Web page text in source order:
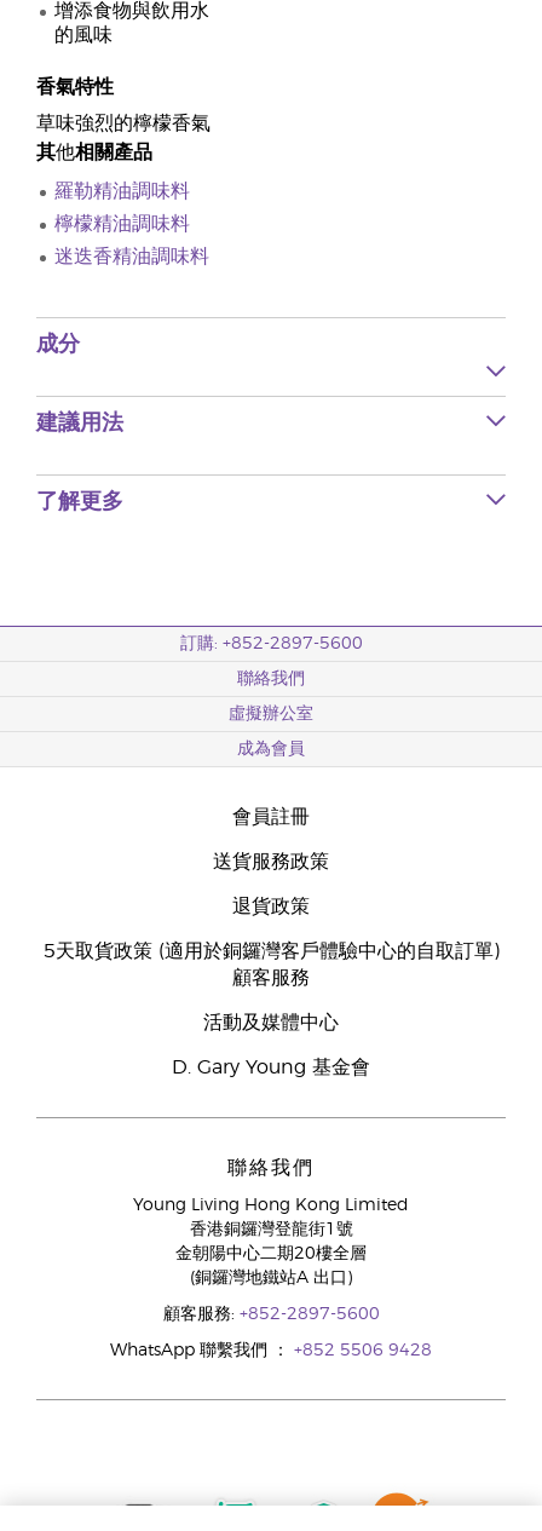
增添食物與飲用水
的風味
香氣特性
草味強烈的檸檬香氣
其他相關產品
羅勒精油調味料
檸檬精油調味料
迷迭香精油調味料
成分
建議用法
了解更多
訂購: +852-2897-5600
聯絡我們
虛擬辦公室
成為會員
會員註冊
送貨服務政策
退貨政策
5天取貨政策 (適用於銅鑼灣客戶體驗中心的自取訂單)
顧客服務
活動及媒體中心
D. Gary Young 基金會
聯絡我們
Young Living Hong Kong Limited
香港銅鑼灣登龍街1號
金朝陽中心二期20樓全層
(銅鑼灣地鐵站A 出口)
顧客服務: +852-2897-5600
WhatsApp 聯繫我們 ： +852 5506 9428